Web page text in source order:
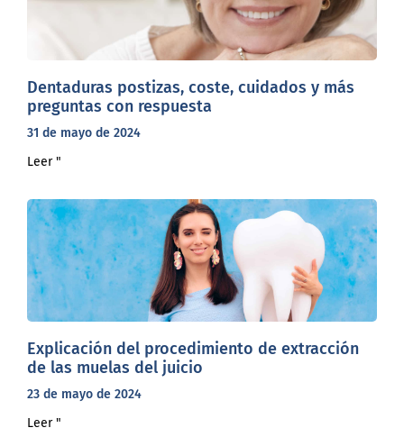
Dentaduras postizas, coste, cuidados y más
preguntas con respuesta
31 de mayo de 2024
Leer "
Explicación del procedimiento de extracción
de las muelas del juicio
23 de mayo de 2024
Leer "